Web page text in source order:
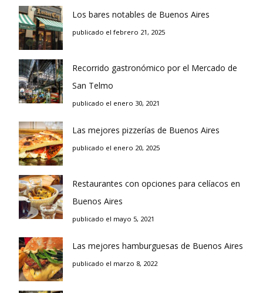
Los bares notables de Buenos Aires
publicado el febrero 21, 2025
Recorrido gastronómico por el Mercado de
San Telmo
publicado el enero 30, 2021
Las mejores pizzerías de Buenos Aires
publicado el enero 20, 2025
Restaurantes con opciones para celíacos en
Buenos Aires
publicado el mayo 5, 2021
Las mejores hamburguesas de Buenos Aires
publicado el marzo 8, 2022